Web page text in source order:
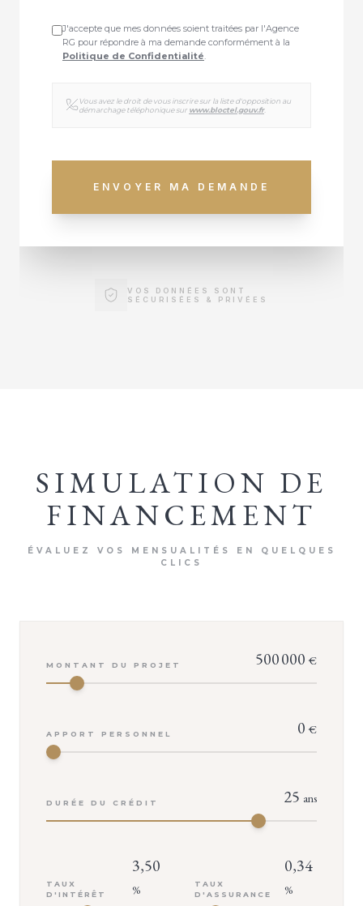
J'accepte que mes données soient traitées par l'Agence
RG pour répondre à ma demande conformément à la
Politique de Confidentialité.
Vous avez le droit de vous inscrire sur la liste d'opposition au
démarchage téléphonique sur www.bloctel.gouv.fr.
ENVOYER MA DEMANDE
VOS DONNÉES SONT
SÉCURISÉES & PRIVÉES
SIMULATION DE
FINANCEMENT
ÉVALUEZ VOS MENSUALITÉS EN QUELQUES
CLICS
MONTANT DU PROJET 500 000 €
APPORT PERSONNEL 0 €
DURÉE DU CRÉDIT 25 ans
TAUX
D'INTÉRÊT
3,50
%
TAUX
D'ASSURANCE
0,34
%